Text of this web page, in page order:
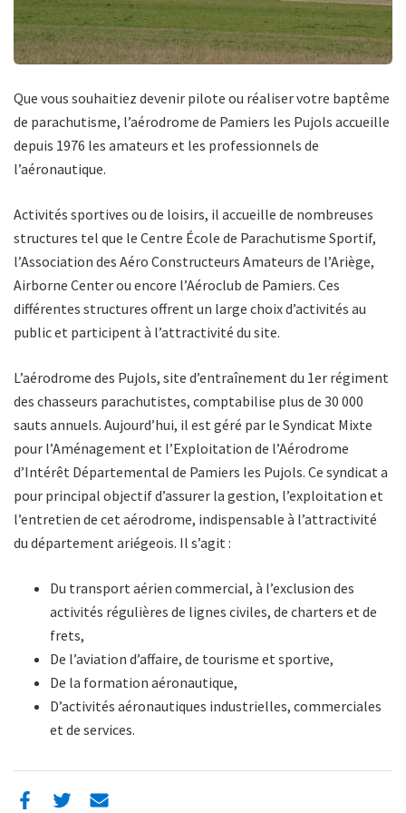
Que vous souhaitiez devenir pilote ou réaliser votre baptême
de parachutisme, l’aérodrome de Pamiers les Pujols accueille
depuis 1976 les amateurs et les professionnels de
l’aéronautique.
Activités sportives ou de loisirs, il accueille de nombreuses
structures tel que le Centre École de Parachutisme Sportif,
l’Association des Aéro Constructeurs Amateurs de l’Ariège,
Airborne Center ou encore l’Aéroclub de Pamiers. Ces
différentes structures offrent un large choix d’activités au
public et participent à l’attractivité du site.
L’aérodrome des Pujols, site d’entraînement du 1er régiment
des chasseurs parachutistes, comptabilise plus de 30 000
sauts annuels. Aujourd’hui, il est géré par le Syndicat Mixte
pour l’Aménagement et l’Exploitation de l’Aérodrome
d’Intérêt Départemental de Pamiers les Pujols. Ce syndicat a
pour principal objectif d’assurer la gestion, l’exploitation et
l’entretien de cet aérodrome, indispensable à l’attractivité
du département ariégeois. Il s’agit :
Du transport aérien commercial, à l’exclusion des
activités régulières de lignes civiles, de charters et de
frets,
De l’aviation d’affaire, de tourisme et sportive,
De la formation aéronautique,
D’activités aéronautiques industrielles, commerciales
et de services.